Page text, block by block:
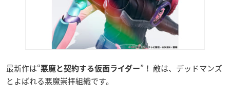
最新作は“悪魔と契約する仮面ライダー”！ 敵は、デッドマンズ
とよばれる悪魔崇拝組織です。